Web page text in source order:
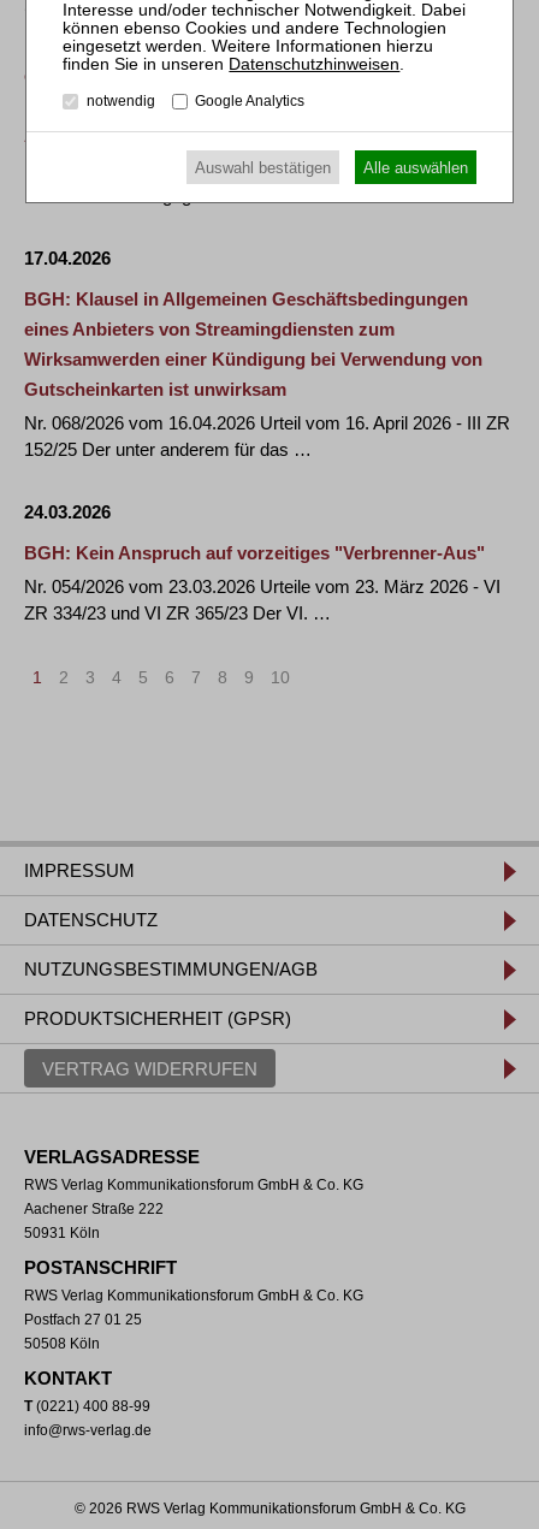
12.05.2026
BVerfG: Erfolglose Verfassungsbeschwerde betreffend
eine behauptete Verletzung des Rechts auf prozessuale
„Waffengleichheit“ bei unterbliebener
Äußerungsmöglichkeit
Mit heute veröffentlichtem Beschluss hat der Erste Senat des
17.04.2026
BGH: Klausel in Allgemeinen Geschäftsbedingungen
eines Anbieters von Streamingdiensten zum
Wirksamwerden einer Kündigung bei Verwendung von
Gutscheinkarten ist unwirksam
Nr. 068/2026 vom 16.04.2026 Urteil vom 16. April 2026 - III ZR
152/25 Der unter anderem für das …
24.03.2026
BGH: Kein Anspruch auf vorzeitiges "Verbrenner-Aus"
Nr. 054/2026 vom 23.03.2026 Urteile vom 23. März 2026 - VI
ZR 334/23 und VI ZR 365/23 Der VI. …
1 2 3 4 5 6 7 8 9 10
IMPRESSUM
DATENSCHUTZ
NUTZUNGSBESTIMMUNGEN/AGB
PRODUKTSICHERHEIT (GPSR)
VERTRAG WIDERRUFEN
VERLAGSADRESSE
RWS Verlag Kommunikationsforum GmbH & Co. KG
Aachener Straße 222
50931 Köln
POSTANSCHRIFT
RWS Verlag Kommunikationsforum GmbH & Co. KG
Postfach 27 01 25
50508 Köln
KONTAKT
T(0221) 400 88-99
info@rws-verlag.de
© 2026 RWS Verlag Kommunikationsforum GmbH & Co. KG
Datenschutzhinweisen
notwendig Google Analytics
Auswahl bestätigen Alle auswählen